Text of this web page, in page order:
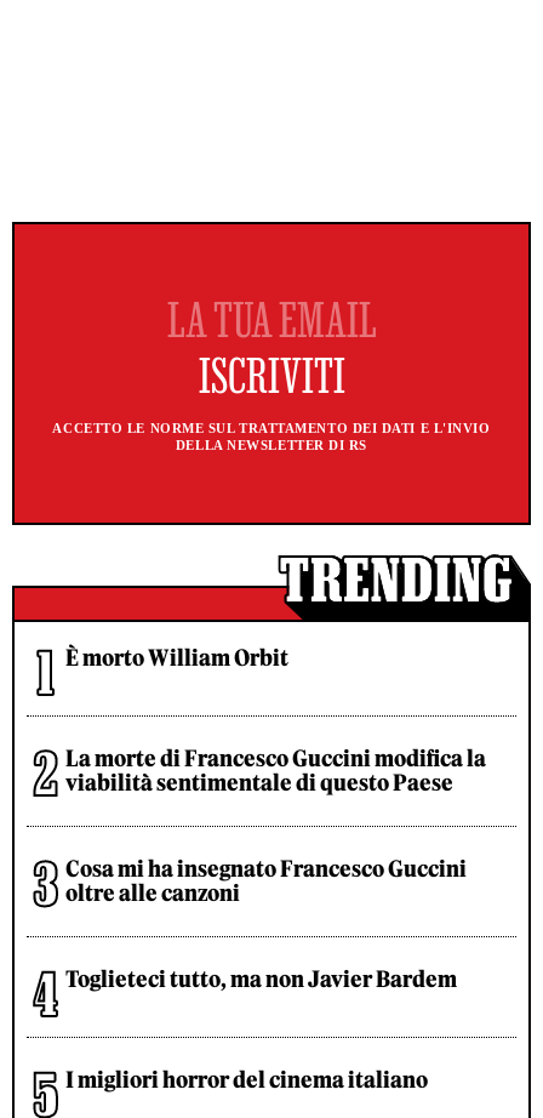
ACCETTO LE NORME SUL TRATTAMENTO DEI DATI E L'INVIO
DELLA NEWSLETTER DI RS
È morto William Orbit
La morte di Francesco Guccini modifica la
viabilità sentimentale di questo Paese
Cosa mi ha insegnato Francesco Guccini
oltre alle canzoni
Toglieteci tutto, ma non Javier Bardem
I migliori horror del cinema italiano